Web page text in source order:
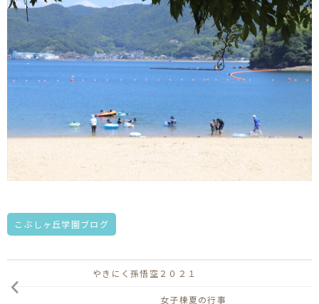
こぶしヶ丘学園ブログ
やきにく孫悟空２０２１
女子棟夏の行事